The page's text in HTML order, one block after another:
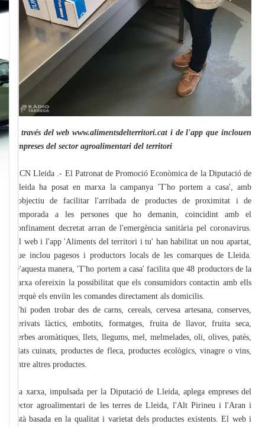
A través del web www.alimentsdelterritori.cat i de l'app que inclouen
empreses del sector agroalimentari del territori
ACN Lleida .- El Patronat de Promoció Econòmica de la Diputació de
Lleida ha posat en marxa la campanya 'T'ho portem a casa', amb
l'objectiu de facilitar l'arribada de productes de proximitat i de
temporada a les persones que ho demanin, coincidint amb el
confinament decretat arran de l'emergència sanitària pel coronavirus.
El web i l'app 'Aliments del territori i tu' han habilitat un nou apartat,
que inclou pagesos i productors locals de les comarques de Lleida.
D'aquesta manera, 'T'ho portem a casa' facilita que 48 productors de la
xarxa ofereixin la possibilitat que els consumidors contactin amb ells
perquè els enviïn les comandes directament als domicilis.
S'hi poden trobar des de carns, cereals, cervesa artesana, conserves,
derivats làctics, embotits, formatges, fruita de llavor, fruita seca,
herbes aromàtiques, llets, llegums, mel, melmelades, oli, olives, patés,
plats cuinats, productes de fleca, productes ecològics, vinagre o vins,
entre altres productes.
La xarxa, impulsada per la Diputació de Lleida, aplega empreses del
sector agroalimentari de les terres de Lleida, l'Alt Pirineu i l'Aran i
està basada en la qualitat i varietat dels productes existents. El web i